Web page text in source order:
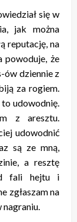
się w
jak można
reputację, na
powoduje, że
ów dziennie z
za rogiem.
udowodnię.
z aresztu.
udowodnić
są ze mną,
a resztę
fali hejtu i
zgłaszam na
nagraniu.